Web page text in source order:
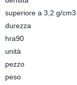
superiore a 3,2 g/cm3
durezza
hra90
unità
pezzo
peso